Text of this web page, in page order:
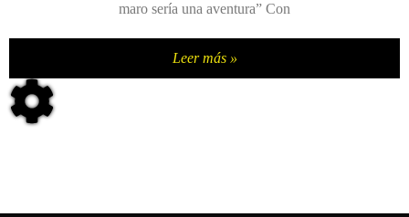
maro sería una aventura” Con
Leer más »